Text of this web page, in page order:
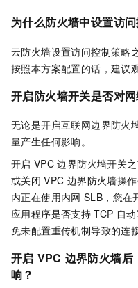
为什么防火墙中设置访
云防火墙设置访问控制策略
按照本方案配置的话，建议
开启防火墙开关是否对
无论是开启互联网边界防火
量产生任何影响。
开启 VPC 边界防火墙开关
或关闭 VPC 边界防火墙操
内正在使用内网 SLB，您在
应用程序是否支持 TCP 自
免未配置重传机制导致的连
开启 VPC 边界防火墙后
响？